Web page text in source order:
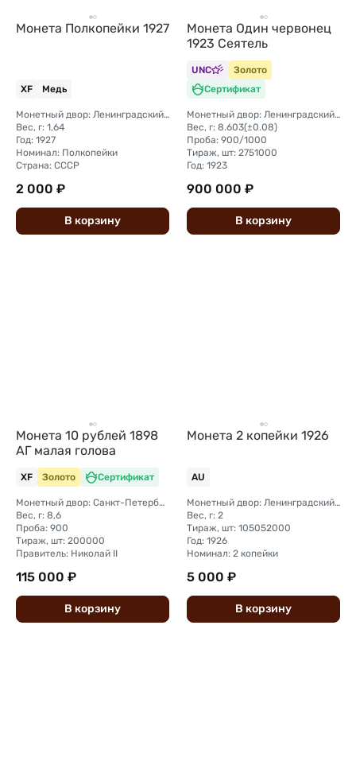
Монета Полкопейки 1927
XF Медь
Монетный двор: Ленинградский (ЛМД)
Вес, г: 1,64
Год: 1927
Номинал: Полкопейки
Страна: СССР
2 000 ₽
В корзину
Монета Один червонец
1923 Сеятель
UNC
Золото
Сертификат
Монетный двор: Ленинградский (ЛМД)
Вес, г: 8.603(±0.08)
Проба: 900/1000
Тираж, шт: 2751000
Год: 1923
900 000 ₽
В корзину
Монета 10 рублей 1898
АГ малая голова
XF Золото Сертификат
Монетный двор: Санкт-Петербургский монетный двор
Вес, г: 8,6
Проба: 900
Тираж, шт: 200000
Правитель: Николай II
115 000 ₽
В корзину
Монета 2 копейки 1926
AU
Монетный двор: Ленинградский (ЛМД)
Вес, г: 2
Тираж, шт: 105052000
Год: 1926
Номинал: 2 копейки
5 000 ₽
В корзину